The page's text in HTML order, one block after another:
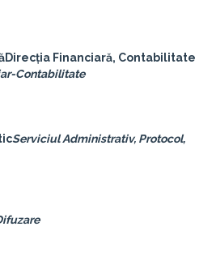
Direcția Financiară, Contabilitate
Contabilitate
Serviciul Administrativ, Protocol,